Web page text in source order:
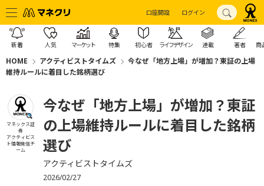
口座開設 ログイン
新着 人気 マーケット 特集 初心者 ライフデザイン 連載 著者 商
HOME アクティビストタイムズ
今なぜ「地方上場」が増加？東証の上場
維持ルールに着目した銘柄選び
マネックス証
券
アクティビス
ト情報発信チ
ーム
今なぜ「地方上場」が増加？東証
の上場維持ルールに着目した銘柄
選び
アクティビストタイムズ
2026/02/27